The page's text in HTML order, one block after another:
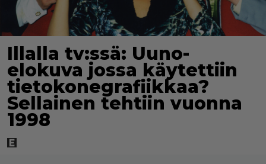
Illalla tv:ssä: Uuno-
elokuva jossa käytettiin
tietokonegrafiikkaa?
Sellainen tehtiin vuonna
1998